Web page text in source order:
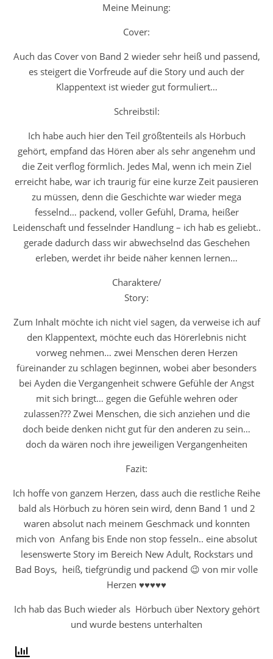
Meine Meinung:
Cover:
Auch das Cover von Band 2 wieder sehr heiß und passend,
es steigert die Vorfreude auf die Story und auch der
Klappentext ist wieder gut formuliert…
Schreibstil:
Ich habe auch hier den Teil größtenteils als Hörbuch
gehört, empfand das Hören aber als sehr angenehm und
die Zeit verflog förmlich. Jedes Mal, wenn ich mein Ziel
erreicht habe, war ich traurig für eine kurze Zeit pausieren
zu müssen, denn die Geschichte war wieder mega
fesselnd… packend, voller Gefühl, Drama, heißer
Leidenschaft und fesselnder Handlung – ich hab es geliebt..
gerade dadurch dass wir abwechselnd das Geschehen
erleben, werdet ihr beide näher kennen lernen…
Charaktere/
Story:
Zum Inhalt möchte ich nicht viel sagen, da verweise ich auf
den Klappentext, möchte euch das Hörerlebnis nicht
vorweg nehmen… zwei Menschen deren Herzen
füreinander zu schlagen beginnen, wobei aber besonders
bei Ayden die Vergangenheit schwere Gefühle der Angst
mit sich bringt… gegen die Gefühle wehren oder
zulassen??? Zwei Menschen, die sich anziehen und die
doch beide denken nicht gut für den anderen zu sein…
doch da wären noch ihre jeweiligen Vergangenheiten
Fazit:
Ich hoffe von ganzem Herzen, dass auch die restliche Reihe
bald als Hörbuch zu hören sein wird, denn Band 1 und 2
waren absolut nach meinem Geschmack und konnten
mich von Anfang bis Ende non stop fesseln.. eine absolut
lesenswerte Story im Bereich New Adult, Rockstars und
Bad Boys, heiß, tiefgründig und packend 😉 von mir volle
Herzen ♥♥♥♥♥
Ich hab das Buch wieder als Hörbuch über Nextory gehört
und wurde bestens unterhalten